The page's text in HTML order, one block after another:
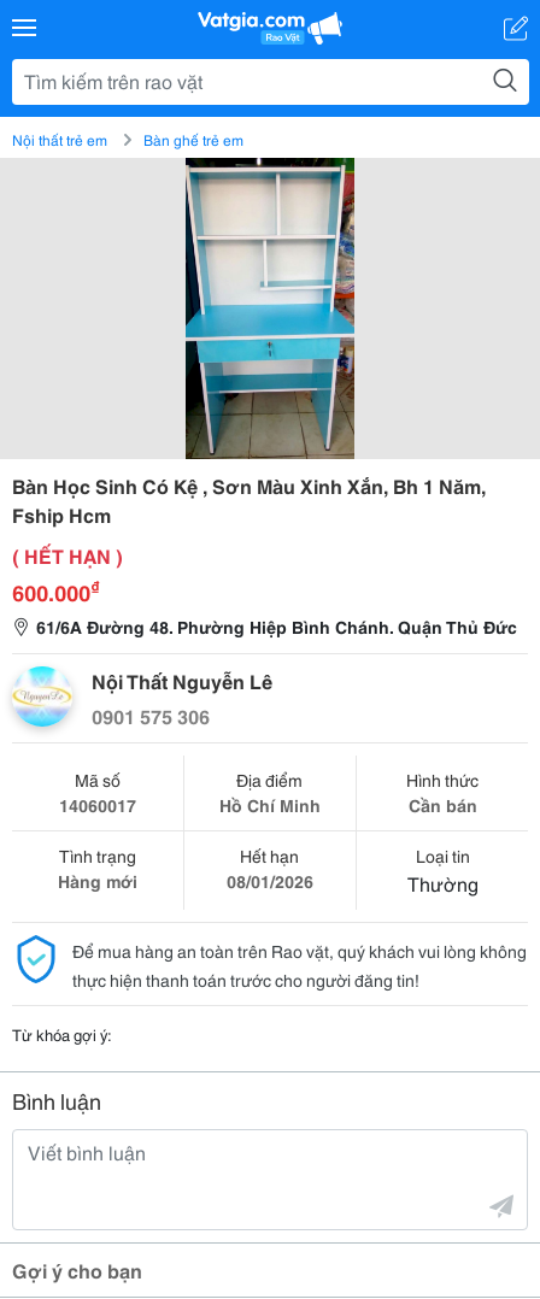
Nội thất trẻ em Bàn ghế trẻ em
Bàn Học Sinh Có Kệ , Sơn Màu Xinh Xắn, Bh 1 Năm,
Fship Hcm
( HẾT HẠN )
600.000₫
61/6A Đường 48. Phường Hiệp Bình Chánh. Quận Thủ Đức
Nội Thất Nguyễn Lê
0901 575 306
Mã số
14060017
Địa điểm
Hồ Chí Minh
Hình thức
Cần bán
Tình trạng
Hàng mới
Hết hạn
08/01/2026
Loại tin
Thường
Để mua hàng an toàn trên Rao vặt, quý khách vui lòng không
thực hiện thanh toán trước cho người đăng tin!
Từ khóa gợi ý:
Bình luận
Gợi ý cho bạn